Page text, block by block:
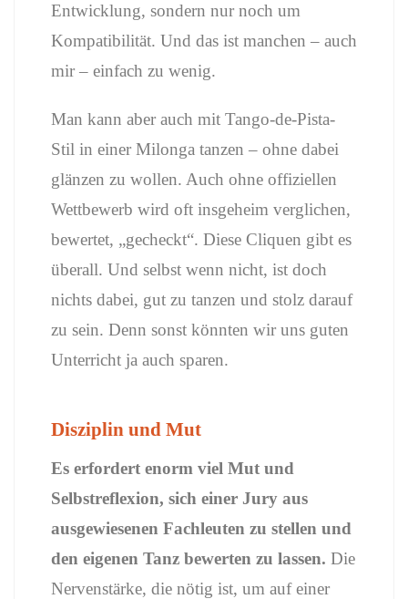
Entwicklung, sondern nur noch um
Kompatibilität. Und das ist manchen – auch
mir – einfach zu wenig.
Man kann aber auch mit Tango-de-Pista-
Stil in einer Milonga tanzen – ohne dabei
glänzen zu wollen. Auch ohne offiziellen
Wettbewerb wird oft insgeheim verglichen,
bewertet, „gecheckt“. Diese Cliquen gibt es
überall. Und selbst wenn nicht, ist doch
nichts dabei, gut zu tanzen und stolz darauf
zu sein. Denn sonst könnten wir uns guten
Unterricht ja auch sparen.
Disziplin und Mut
Es erfordert enorm viel Mut und
Selbstreflexion, sich einer Jury aus
ausgewiesenen Fachleuten zu stellen und
den eigenen Tanz bewerten zu lassen. Die
Nervenstärke, die nötig ist, um auf einer